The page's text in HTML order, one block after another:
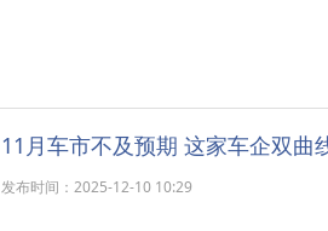
11月车市不及预期 这家车企双曲
发布时间：2025-12-10 10:29